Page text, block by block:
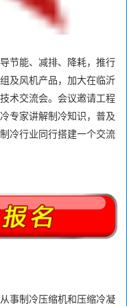
节能、减排、降耗，推行
及风机产品，加大在临沂
术交流会。会议邀请工程
专家讲解制冷知识，普及
冷行业同行搭建一个交流
事制冷压缩机和压缩冷凝